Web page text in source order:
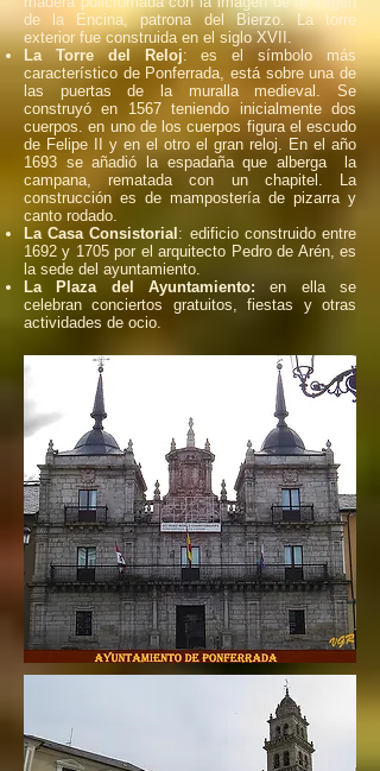
de la Encina, patrona del Bierzo. La torre
exterior fue construida en el siglo XVII.
La Torre del Reloj: es el símbolo más
característico de Ponferrada, está sobre una de
las puertas de la muralla medieval. Se
construyó en 1567 teniendo inicialmente dos
cuerpos. en uno de los cuerpos figura el escudo
de Felipe II y en el otro el gran reloj. En el año
1693 se añadió la espadaña que alberga la
campana, rematada con un chapitel. La
construcción es de mampostería de pizarra y
canto rodado.
La Casa Consistorial : edificio construido entre
1692 y 1705 por el arquitecto Pedro de Arén, es
la sede del ayuntamiento.
La Plaza del Ayuntamiento:en ella se
celebran conciertos gratuitos, fiestas y otras
actividades de ocio.